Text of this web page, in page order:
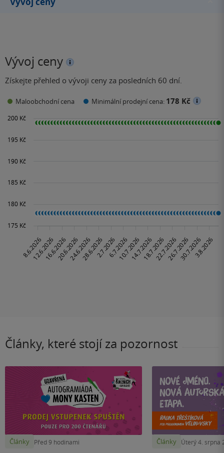
Vývoj ceny
Získejte přehled o vývoji ceny za posledních 60 dní.
Maloobchodní cena Minimální prodejní cena: 178 Kč
Články, které stojí za pozornost
Články Před 9 hodinami Články Úterý 4. srpna